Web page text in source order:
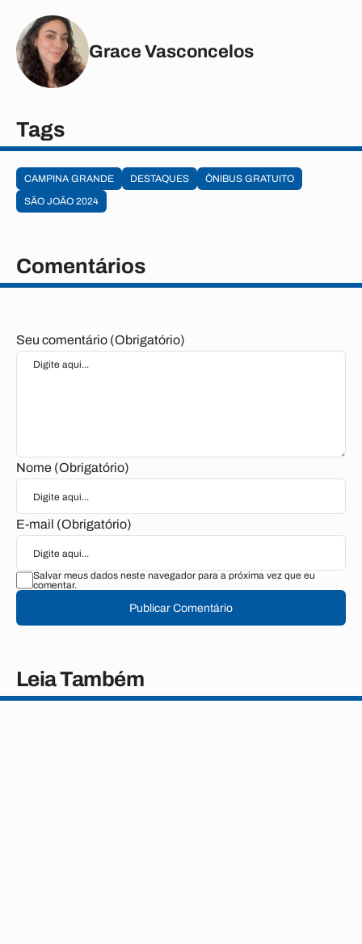
Grace Vasconcelos
Tags
CAMPINA GRANDE DESTAQUES
ÔNIBUS GRATUITO
SÃO JOÃO 2024
Comentários
Seu comentário (Obrigatório)
Nome (Obrigatório)
E-mail (Obrigatório)
Salvar meus dados neste navegador para a próxima vez que eu
comentar.
Publicar Comentário
Leia Também